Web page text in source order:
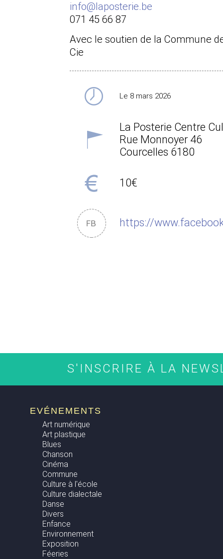
info@laposterie.be
071 45 66 87
Avec le soutien de la Commune
Cie
Le 8 mars 2026
La Posterie Centre
Rue Monnoyer 46
Courcelles 6180
10€
https://
S'INSCRIRE À LA
EVÉNEMENTS
Art numérique
Art plastique
Blues
Chanson
Cinéma
Commune
Culture à l'école
Culture dialectale
Danse
Divers
Enfance
Environnement
Exposition
Féeries